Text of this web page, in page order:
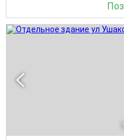
1